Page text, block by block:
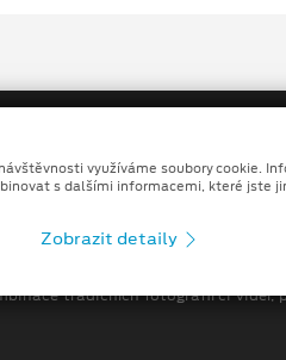
Ochrana osobních údajů
tradičních fotografií či
využíváme soubory cookie.
s dalšími informacemi, které jste
Zobrazit detaily